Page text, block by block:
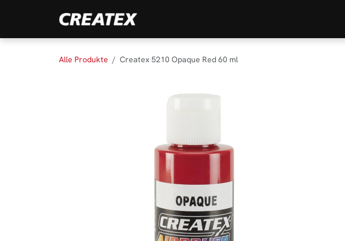
Alle Produkte Createx 5210 Opaque Red 60 ml